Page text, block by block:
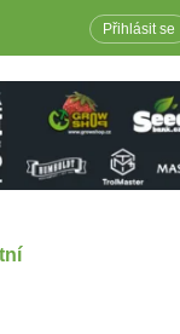
Přihlásit se